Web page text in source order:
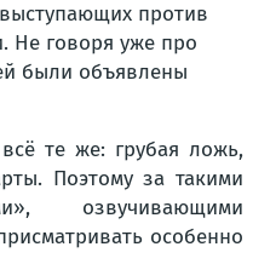
против
Не говоря уже про
были объявлены
те же: грубая ложь,
Поэтому за такими
озвучивающими
особенно